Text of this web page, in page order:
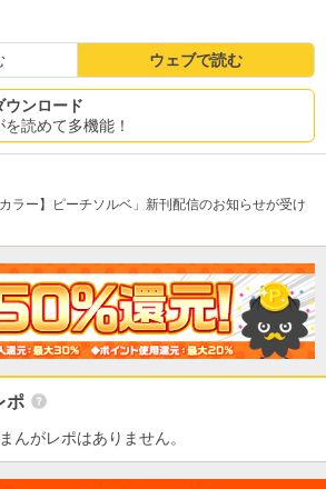
ウェブで読む
ウンロード
読めて多機能！
ラー】ピーチソルベ」新刊配信のお知らせが受け
ポ
んがレポはありません。